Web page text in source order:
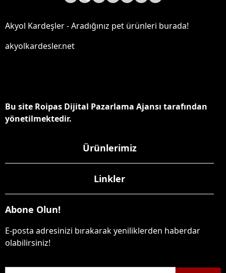
Akyol Kardeşler - Aradığınız pet ürünleri burada!
akyolkardesler.net
Bu site Roipas Dijital Pazarlama Ajansı tarafından
yönetilmektedir.
Ürünlerimiz
Linkler
Abone Olun!
E-posta adresinizi bırakarak yeniliklerden haberdar
olabilirsiniz!